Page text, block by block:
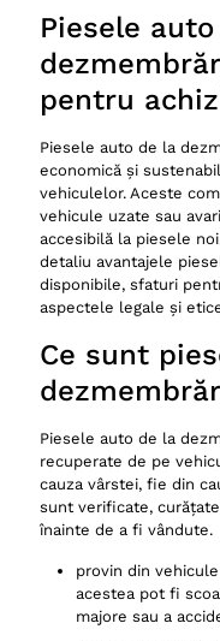
Piesele
pentru
Piesele auto de la
economică și
vehiculelor. Aceste
vehicule uzate sau
accesibilă la piesele
detaliu avantajele
disponibile, sfaturi
aspectele legale și
Ce sunt
Piesele auto de la
recuperate de pe
cauza vârstei, fie din
sunt verificate,
înainte de a fi vândute.
provin din
acestea pot fi
majore sau a